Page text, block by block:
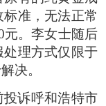
准，无法正常
元。李女士随后
理方式仅限于
决。
诉呼和浩特市